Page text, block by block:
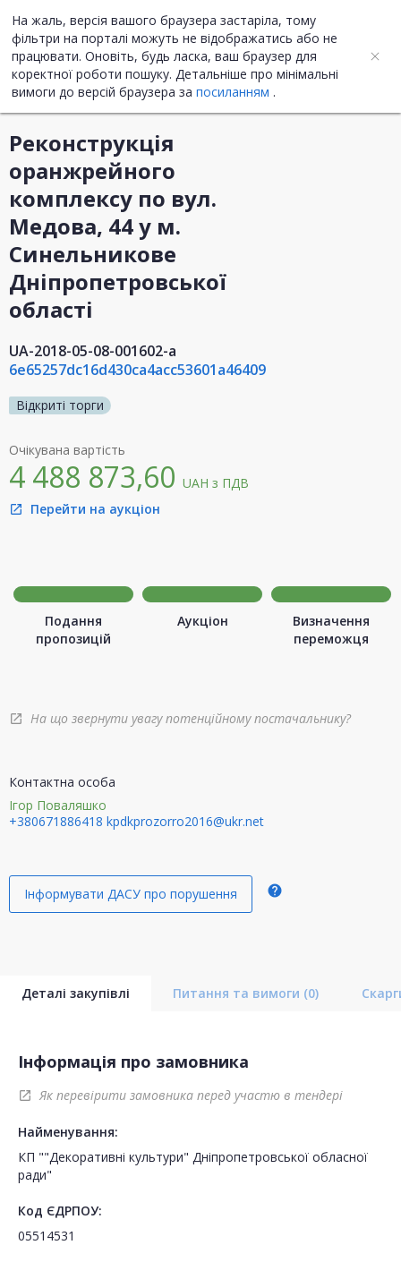
На жаль, версія вашого браузера застаріла, тому
фільтри на порталі можуть не відображатись або не
працювати. Оновіть, будь ласка, ваш браузер для
коректної роботи пошуку. Детальніше про мінімальні
вимоги до версій браузера за посиланням .
UA ENG
Інформація про закупівлю
Реконструкція
оранжрейного
комплексу по вул.
Медова, 44 у м.
Синельникове
Дніпропетровської
області
UA-2018-05-08-001602-a
6e65257dc16d430ca4acc53601a46409
Відкриті торги
Очікувана вартість
4 488 873,60 UAH з ПДВ
open_in_new Перейти на аукціон
Подання
пропозицій
Аукціон
Визначення
переможця
open_in_new На що звернути увагу потенційному постачальнику?
Контактна особа
Ігор Поваляшко
+380671886418 kpdkprozorro2016@ukr.net
Інформувати ДАСУ про порушення help
Деталі закупівлі Питання та вимоги (0)
Інформація про замовника
open_in_new Як перевірити замовника перед участю в тендері
Найменування:
КП ""Декоративні культури" Дніпропетровської обласної
ради"
Код ЄДРПОУ:
05514531